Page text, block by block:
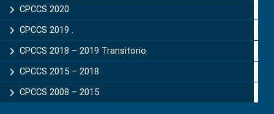
CPCCS 2020
CPCCS 2019 .
CPCCS 2018 – 2019 Transitorio
CPCCS 2015 – 2018
CPCCS 2008 – 2015